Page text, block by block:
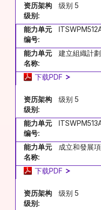
资历架构
级别:
级别 5
能力单元
编号:
能力单元
名称:
建立組織計劃
下载PDF
资历架构
级别:
级别 5
能力单元
编号:
能力单元
名称:
成立和發展
下载PDF
资历架构
级别:
级别 5